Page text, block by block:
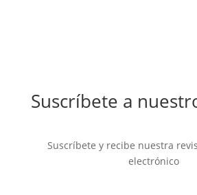
Suscríbete a
Suscríbete y recibe nuestra
electrónico